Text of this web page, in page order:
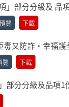
」部分分級及 品
覽 下載
毒又防詐・幸福護
覽 下載
部分分級及品項1